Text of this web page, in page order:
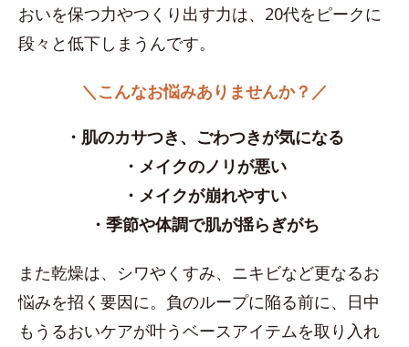
おいを保つ力やつくり出す力は、20代をピークに
段々と低下しまうんです。
＼こんなお悩みありませんか？／
・肌のカサつき、ごわつきが気になる
・メイクのノリが悪い
・メイクが崩れやすい
・季節や体調で肌が揺らぎがち
また乾燥は、シワやくすみ、ニキビなど更なるお
悩みを招く要因に。負のループに陥る前に、日中
もうるおいケアが叶うベースアイテムを取り入れ